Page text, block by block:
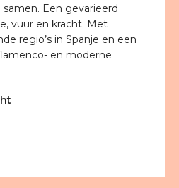
Een gevarieerd
vuur en kracht. Met
regio’s in Spanje en een
en moderne